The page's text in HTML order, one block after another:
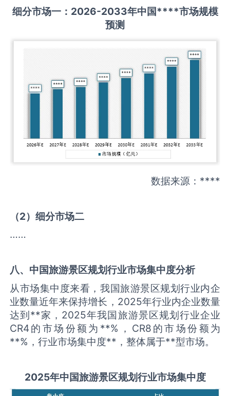
细分市场一： 2026-2033年中国****市场规模
预测
数据来源：****
（2）细分市场二
……
八、中国旅游景区规划行业市场集中度分析
从市场集中度来看，我国旅游景区规划行业内企
业数量近年来保持增长，2025年行业内企业数量
达到**家，2025年我国旅游景区规划行业企业
CR4的市场份额为**%，CR8的市场份额为
**%，行业市场集中度**，整体属于**型市场。
2025年中国旅游景区规划行业市场集中度